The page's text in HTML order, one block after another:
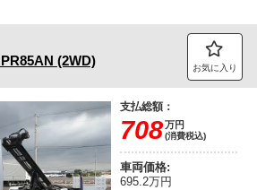
(2WD) お気に入り
支払総額：
708万円
(消費税込)
車両価格:
695.2万円